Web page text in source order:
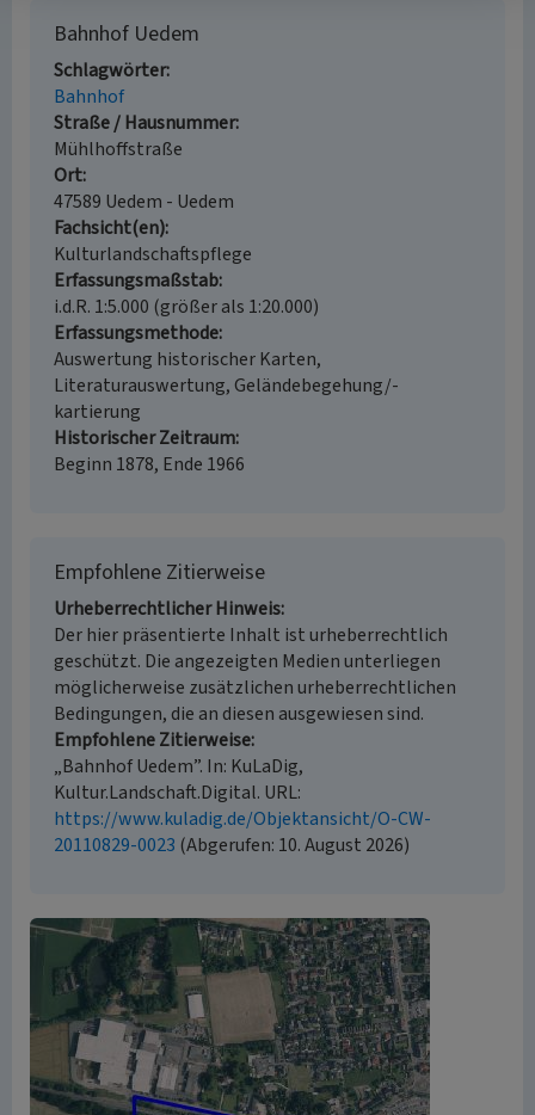
Bahnhof Uedem
Schlagwörter
Bahnhof
Straße / Hausnummer
Mühlhoffstraße
Ort
47589 Uedem - Uedem
Fachsicht(en)
Kulturlandschaftspflege
Erfassungsmaßstab
i.d.R. 1:5.000 (größer als 1:20.000)
Erfassungsmethode
Auswertung historischer Karten,
Literaturauswertung, Geländebegehung/-
kartierung
Historischer Zeitraum
Beginn 1878, Ende 1966
Empfohlene Zitierweise
Urheberrechtlicher Hinweis
Der hier präsentierte Inhalt ist urheberrechtlich
geschützt. Die angezeigten Medien unterliegen
möglicherweise zusätzlichen urheberrechtlichen
Bedingungen, die an diesen ausgewiesen sind.
Empfohlene Zitierweise
„Bahnhof Uedem”. In: KuLaDig,
Kultur.Landschaft.Digital. URL:
https://www.kuladig.de/Objektansicht/O-CW-
20110829-0023 (Abgerufen: 10. August 2026)